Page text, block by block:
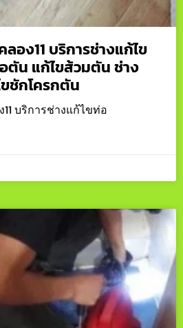
อง11 บริการช่างแก้ไข
น แก้ไขส้วมตัน ช่าง
ชักโครกตัน
บริการช่างแก้ไขท่อ